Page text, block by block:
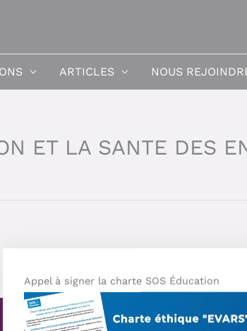
ARTICLES NOUS
ET LA SANTE DES
Appel à signer la charte SOS Éducation